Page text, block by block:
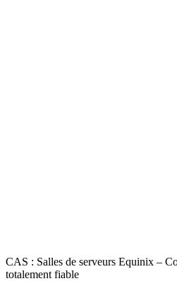
CAS : Salles de serveurs Equinix –
totalement fiable